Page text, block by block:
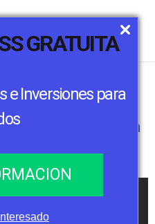
GRATUITA
e Inversiones para
mis metas para